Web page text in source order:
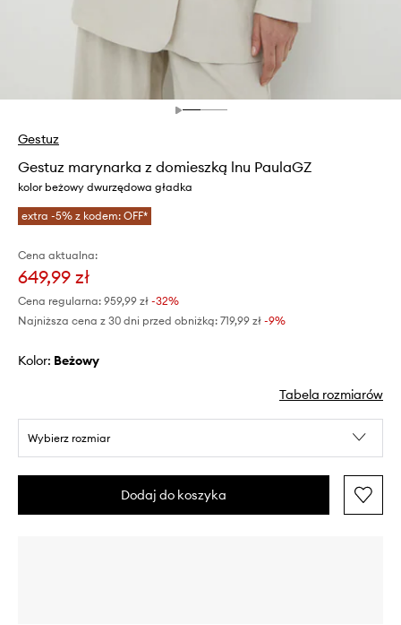
Gestuz
Gestuz marynarka z domieszką lnu PaulaGZ
kolor beżowy dwurzędowa gładka
extra -5% z kodem: OFF*
Cena aktualna:
649,99 zł
Cena regularna: 959,99 zł -32%
Najniższa cena z 30 dni przed obniżką: 719,99 zł -9%
Kolor: beżowy
Tabela rozmiarów
Wybierz rozmiar
Dodaj do koszyka